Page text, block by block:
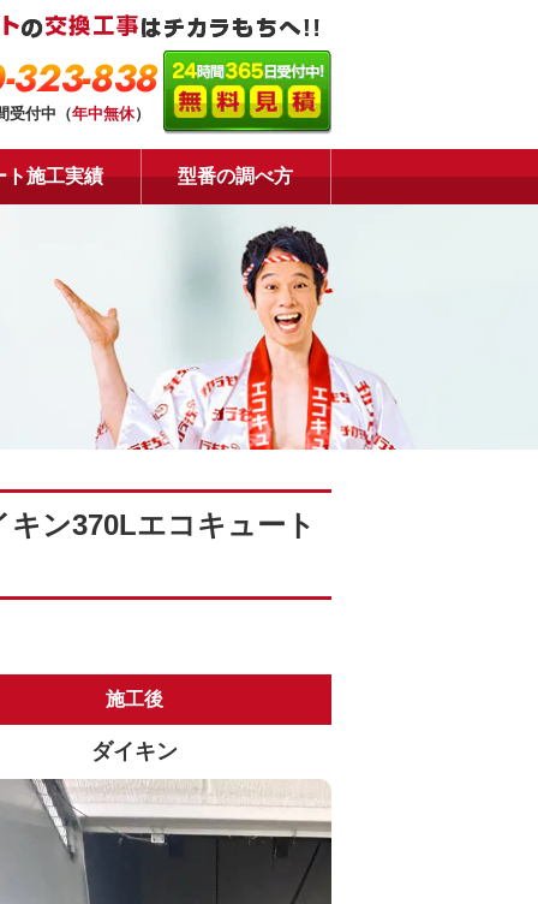
323-838
受付中（年中無休）
ト施工実績 型番の調べ方
キン370Lエコキュート
施工後
ダイキン